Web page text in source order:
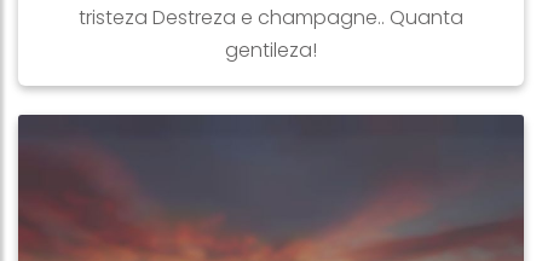
tristeza Destreza e champagne.. Quanta
gentileza!